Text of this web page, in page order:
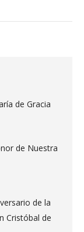
de Gracia
de Nuestra
de la
Cristóbal de